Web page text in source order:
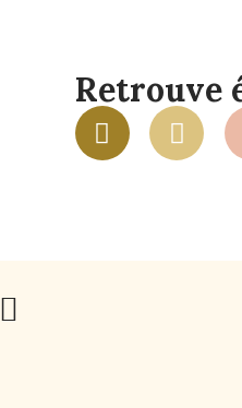
Retrouve